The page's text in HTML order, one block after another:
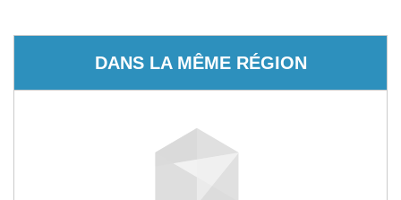
DANS LA MÊME RÉGION